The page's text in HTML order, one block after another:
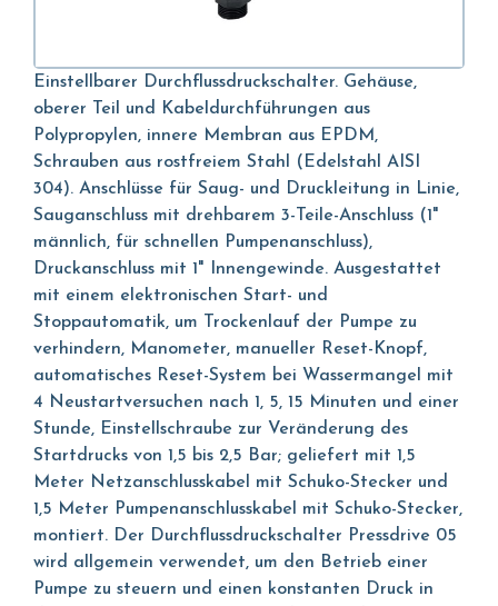
Einstellbarer Durchflussdruckschalter. Gehäuse,
oberer Teil und Kabeldurchführungen aus
Polypropylen, innere Membran aus EPDM,
Schrauben aus rostfreiem Stahl (Edelstahl AISI
304). Anschlüsse für Saug- und Druckleitung in Linie,
Sauganschluss mit drehbarem 3-Teile-Anschluss (1"
männlich, für schnellen Pumpenanschluss),
Druckanschluss mit 1" Innengewinde. Ausgestattet
mit einem elektronischen Start- und
Stoppautomatik, um Trockenlauf der Pumpe zu
verhindern, Manometer, manueller Reset-Knopf,
automatisches Reset-System bei Wassermangel mit
4 Neustartversuchen nach 1, 5, 15 Minuten und einer
Stunde, Einstellschraube zur Veränderung des
Startdrucks von 1,5 bis 2,5 Bar; geliefert mit 1,5
Meter Netzanschlusskabel mit Schuko-Stecker und
1,5 Meter Pumpenanschlusskabel mit Schuko-Stecker,
montiert. Der Durchflussdruckschalter Pressdrive 05
wird allgemein verwendet, um den Betrieb einer
Pumpe zu steuern und einen konstanten Druck in